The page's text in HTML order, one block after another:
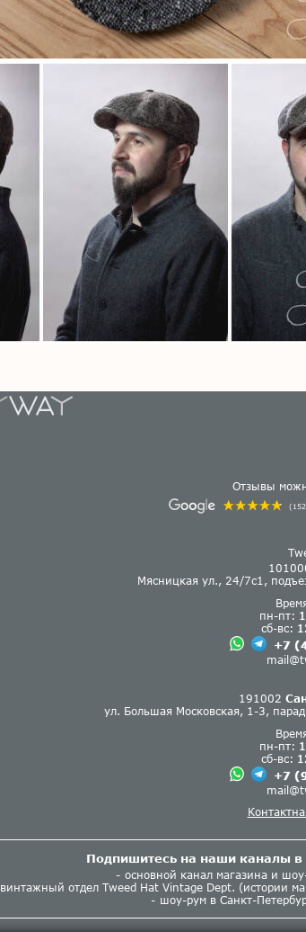
Отзывы
Мясницкая ул., 24/7с1,
пн-пт:
сб-вс:
+7
191002
ул. Большая Московская, 1-3,
пн-пт:
сб-вс:
+7
Подпишитесь на наши каналы в
основной канал магазина и
винтажный отдел Tweed Hat Vintage Dept. (истории
шоу-рум в Санкт-